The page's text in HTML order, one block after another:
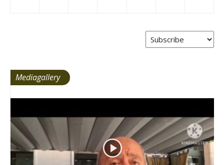
Mediagallery